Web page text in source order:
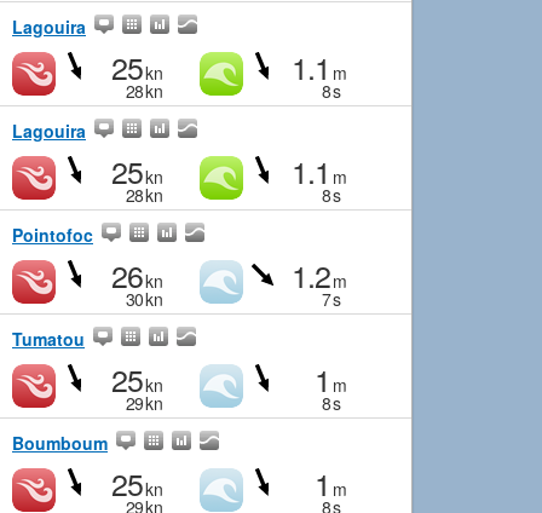
Lagouira
25kn
28kn
1.1 m
8s
Lagouira
25kn
28kn
1.1 m
8s
Pointofoc
26kn
30kn
1.2m
7s
Tumatou
25kn
29kn
1 m
8s
Boumboum
25kn
29kn
1 m
8s